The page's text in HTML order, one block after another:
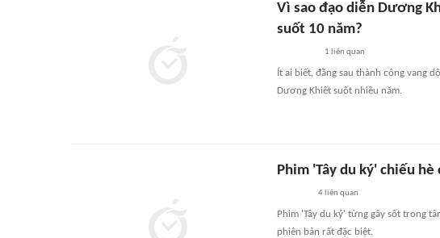
Vì sao đạo diễn Dương
suốt 10 năm?
1 liên quan
Ít ai biết, đằng sau thành công vang
Dương Khiết suốt nhiều năm.
Phim 'Tây du ký' chiếu
4 liên quan
Phim 'Tây du ký' từng gây sốt trong
phiên bản rất đặc biệt.